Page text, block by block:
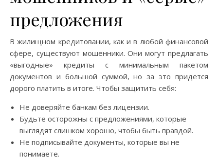
предложения
В жилищном кредитовании, как и в любой финансовой
сфере, существуют мошенники. Они могут предлагать
«выгодные» кредиты с минимальным пакетом
документов и большой суммой, но за это придется
дорого платить в итоге. Чтобы защитить себя:
Не доверяйте банкам без лицензии.
Будьте осторожны с предложениями, которые
выглядят слишком хорошо, чтобы быть правдой.
Не подписывайте документы, которые вы не
понимаете.